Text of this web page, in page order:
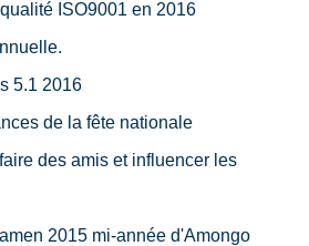
ISO9001 en 2016
5.1 2016
de la fête nationale
des amis et influencer les
2015 mi-année d'Amongo